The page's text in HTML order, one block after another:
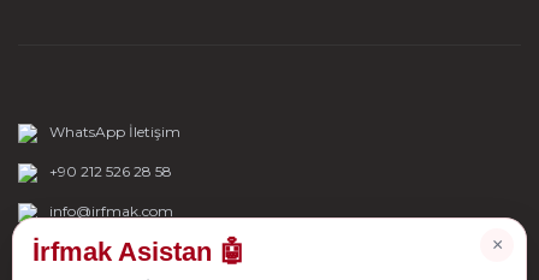
WhatsApp İletişim
+90 212 526 28 58
info@irfmak.com
×
İrfmak Asistan 🤖